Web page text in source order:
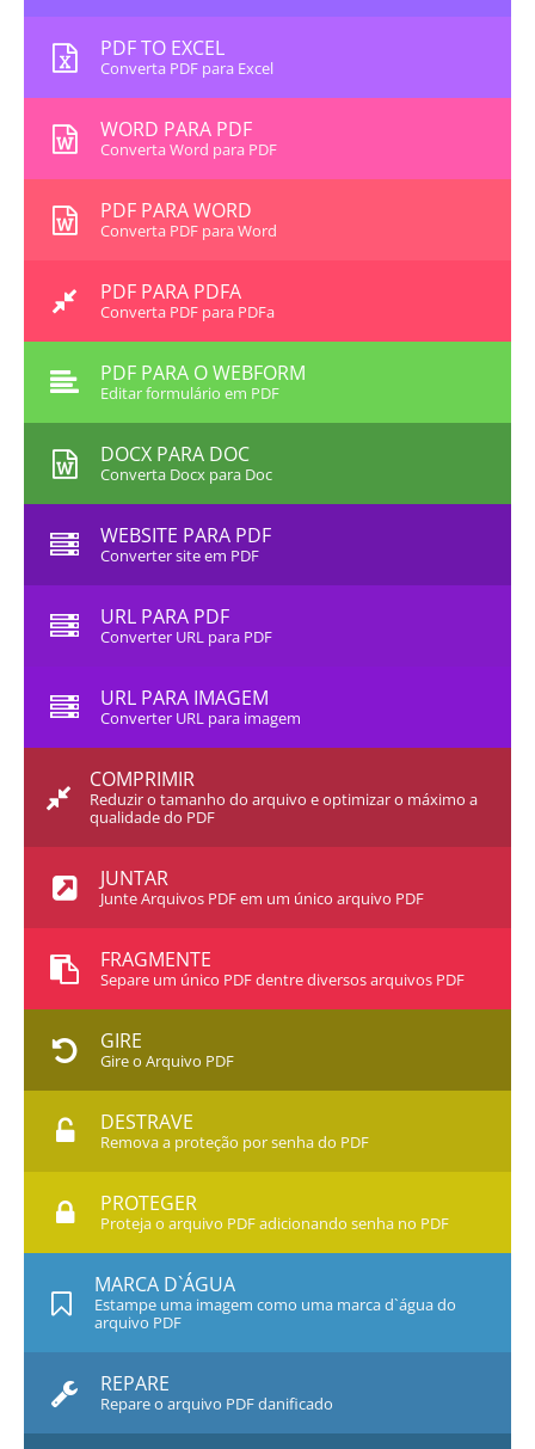
PDF TO EXCEL
Converta PDF para Excel
WORD PARA PDF
Converta Word para PDF
PDF PARA WORD
Converta PDF para Word
PDF PARA PDFA
Converta PDF para PDFa
PDF PARA O WEBFORM
Editar formulário em PDF
DOCX PARA DOC
Converta Docx para Doc
WEBSITE PARA PDF
Converter site em PDF
URL PARA PDF
Converter URL para PDF
URL PARA IMAGEM
Converter URL para imagem
COMPRIMIR
Reduzir o tamanho do arquivo e optimizar o máximo a
qualidade do PDF
JUNTAR
Junte Arquivos PDF em um único arquivo PDF
FRAGMENTE
Separe um único PDF dentre diversos arquivos PDF
GIRE
Gire o Arquivo PDF
DESTRAVE
Remova a proteção por senha do PDF
PROTEGER
Proteja o arquivo PDF adicionando senha no PDF
MARCA D`ÁGUA
Estampe uma imagem como uma marca d`água do
arquivo PDF
REPARE
Repare o arquivo PDF danificado